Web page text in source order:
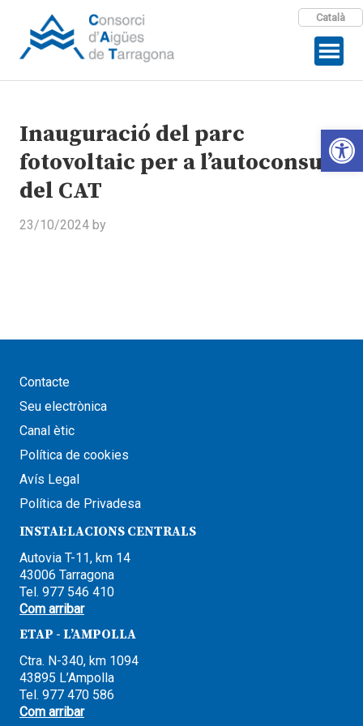
Català
Inauguració del parc
fotovoltaic per a l’autoconsum
del CAT
23/10/2024 by
Contacte
Seu electrònica
Canal ètic
Política de cookies
Avís Legal
Política de Privadesa
INSTAL·LACIONS CENTRALS
Autovia T-11, km 14
43006 Tarragona
Tel. 977 546 410
Com arribar
ETAP - L’AMPOLLA
Ctra. N-340, km 1094
43895 L’Ampolla
Tel. 977 470 586
Com arribar